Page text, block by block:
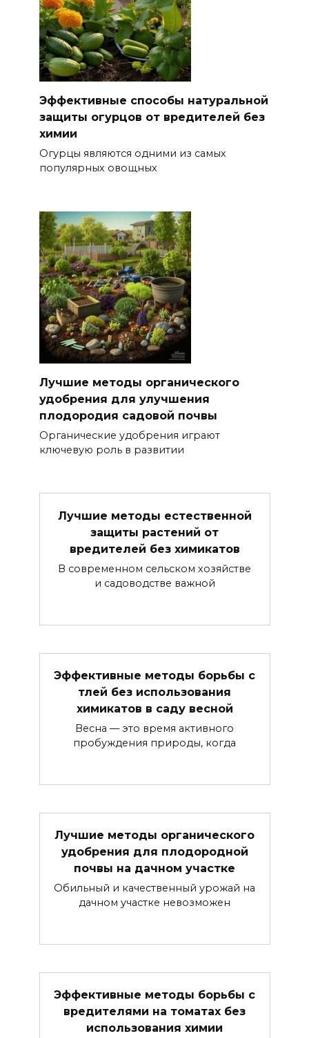
Эффективные способы натуральной
защиты огурцов от вредителей без
химии
Огурцы являются одними из самых
популярных овощных
Лучшие методы органического
удобрения для улучшения
плодородия садовой почвы
Органические удобрения играют
ключевую роль в развитии
Лучшие методы естественной
защиты растений от
вредителей без химикатов
В современном сельском хозяйстве
и садоводстве важной
Эффективные методы борьбы с
тлей без использования
химикатов в саду весной
Весна — это время активного
пробуждения природы, когда
Лучшие методы органического
удобрения для плодородной
почвы на дачном участке
Обильный и качественный урожай на
дачном участке невозможен
Эффективные методы борьбы с
вредителями на томатах без
использования химии